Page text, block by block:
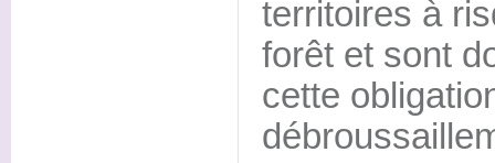
territoires à
forêt et sont
cette